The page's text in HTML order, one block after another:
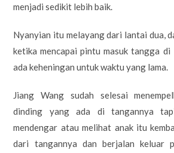
menjadi sedikit lebih baik.
Nyanyian itu melayang dari lantai dua,
ketika mencapai pintu masuk tangga
ada keheningan untuk waktu yang lama.
Jiang Wang sudah selesai
dinding yang ada di tangannya
mendengar atau melihat anak itu
dari tangannya dan berjalan keluar